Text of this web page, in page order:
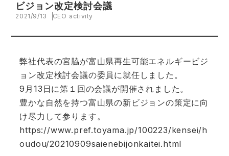
ビジョン改定検討会議
2021/9/13 CEO activity
弊社代表の宮脇が富山県再生可能エネルギービジ
ョン改定検討会議の委員に就任しました。
9月13日に第１回の会議が開催されました。
豊かな自然を持つ富山県の新ビジョンの策定に向
け尽力して参ります。
https://www.pref.toyama.jp/100223/kensei/h
oudou/20210909saienebijonkaitei.html